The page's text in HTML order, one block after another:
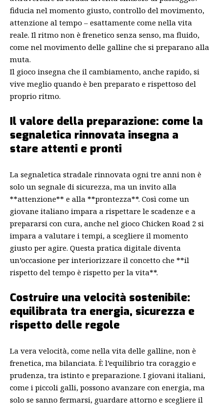
fiducia nel momento giusto, controllo del movimento,
attenzione al tempo – esattamente come nella vita
reale. Il ritmo non è frenetico senza senso, ma fluido,
come nel movimento delle galline che si preparano alla
muta.
Il gioco insegna che il cambiamento, anche rapido, si
vive meglio quando è ben preparato e rispettoso del
proprio ritmo.
Il valore della preparazione: come la
segnaletica rinnovata insegna a
stare attenti e pronti
La segnaletica stradale rinnovata ogni tre anni non è
solo un segnale di sicurezza, ma un invito alla
**attenzione** e alla **prontezza**. Così come un
giovane italiano impara a rispettare le scadenze e a
prepararsi con cura, anche nel gioco Chicken Road 2 si
impara a valutare i tempi, a scegliere il momento
giusto per agire. Questa pratica digitale diventa
un’occasione per interiorizzare il concetto che **il
rispetto del tempo è rispetto per la vita**.
Costruire una velocità sostenibile:
equilibrata tra energia, sicurezza e
rispetto delle regole
La vera velocità, come nella vita delle galline, non è
frenetica, ma bilanciata. È l’equilibrio tra coraggio e
prudenza, tra istinto e preparazione. I giovani italiani,
come i piccoli galli, possono avanzare con energia, ma
solo se sanno fermarsi, guardare attorno e scegliere il